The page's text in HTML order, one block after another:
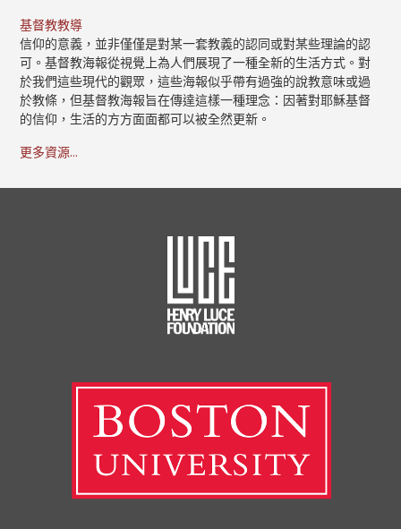
基督教教導
信仰的意義，並非僅僅是對某一套教義的認同或對某些理論的認
可。基督教海報從視覺上為人們展現了一種全新的生活方式。對
於我們這些現代的觀眾，這些海報似乎帶有過強的說教意味或過
於教條，但基督教海報旨在傳達這樣一種理念：因著對耶穌基督
的信仰，生活的方方面面都可以被全然更新。
更多資源...